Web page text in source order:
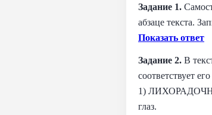
Задание 1.
абзаце текста.
Показать ответ
Задание 2. В
соответствует
1)
глаз.